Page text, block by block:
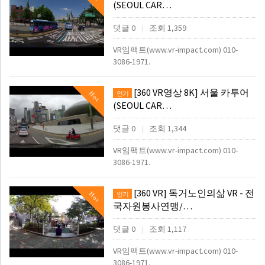
(SEOUL CAR…
댓글 0 | 조회 1,359
VR임팩트(www.vr-impact.com) 010-
3086-1971.
Hot 인기
[360 VR영상 8K] 서울 카투어
(SEOUL CAR…
댓글 0 | 조회 1,344
VR임팩트(www.vr-impact.com) 010-
3086-1971.
Hot 인기
[360 VR] 독거노인의삶 VR - 전
국자원봉사연맹/…
댓글 0 | 조회 1,117
VR임팩트(www.vr-impact.com) 010-
3086-1971.